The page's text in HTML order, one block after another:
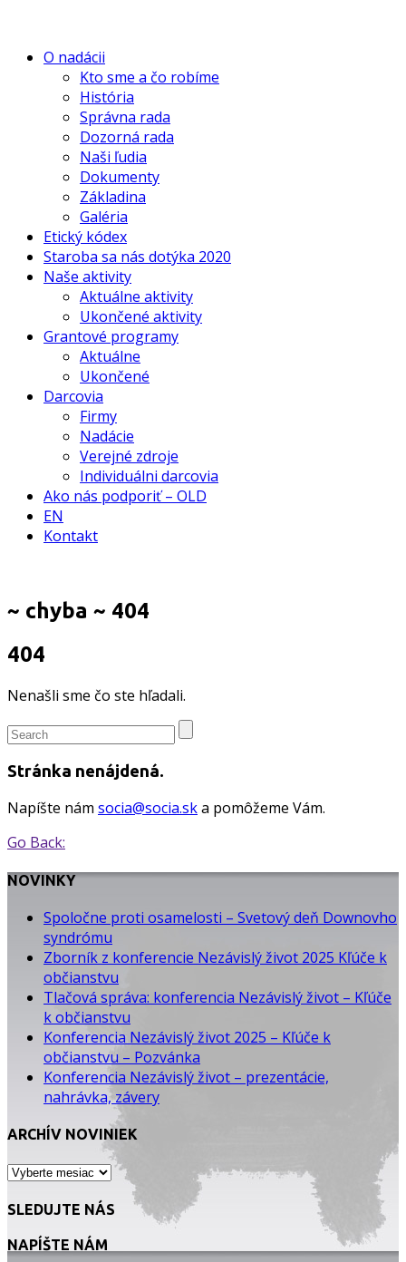
O nadácii
Kto sme a čo robíme
História
Správna rada
Dozorná rada
Naši ľudia
Dokumenty
Základina
Galéria
Etický kódex
Staroba sa nás dotýka 2020
Naše aktivity
Aktuálne aktivity
Ukončené aktivity
Grantové programy
Aktuálne
Ukončené
Darcovia
Firmy
Nadácie
Verejné zdroje
Individuálni darcovia
Ako nás podporiť – OLD
EN
Kontakt
~ chyba ~ 404
404
Nenašli sme čo ste hľadali.
Stránka nenájdená.
Napíšte nám socia@socia.ska pomôžeme Vám.
Go Back:
NOVINKY
Spoločne proti osamelosti – Svetový deň Downovho
syndrómu
Zborník z konferencie Nezávislý život 2025 Kľúče k
občianstvu
Tlačová správa: konferencia Nezávislý život – Kľúče
k občianstvu
Konferencia Nezávislý život 2025 – Kľúče k
občianstvu – Pozvánka
Konferencia Nezávislý život – prezentácie,
nahrávka, závery
ARCHÍV NOVINIEK
ARCHÍV
SLEDUJTE NÁS
NAPÍŠTE NÁM